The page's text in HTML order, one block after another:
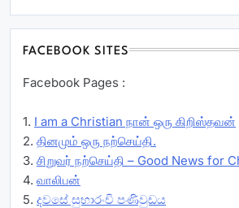
FACEBOOK SITES
Facebook Pages :
1. I am a Christian நான் ஒரு கிறிஸ்தவன்
2. தினமும் ஒரு நற்செய்தி.
3. சிறுவர் நற்செய்தி – Good News for
4. வாலிபன்
5. දවසේ සුභාරංචි පණිවුඩය